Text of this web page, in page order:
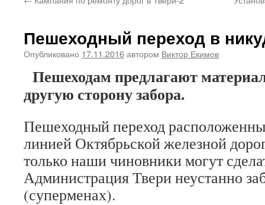
Пешеходный переход в
Опубликовано 17.11.2016автором Виктор Екимов
Пешеходам предлагают
другую сторону забора.
Пешеходный переход
линией Октябрьской железной
только наши чиновники могут
Администрация Твери неустанно
(суперменах).